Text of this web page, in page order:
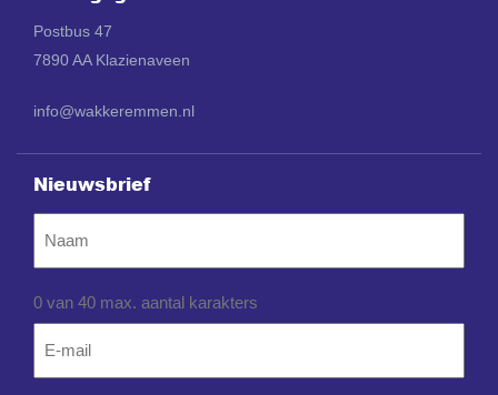
Postbus 47
7890 AA Klazienaveen
info@wakkeremmen.nl
Nieuwsbrief
0 van 40 max. aantal karakters